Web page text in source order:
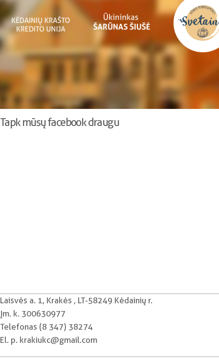
Tapk mūsų facebook draugu
Laisvės a. 1, Krakės , LT-58249 Kėdainių r.
Įm. k. 300630977
Telefonas (8 347) 38274
El. p. krakiukc@gmail.com